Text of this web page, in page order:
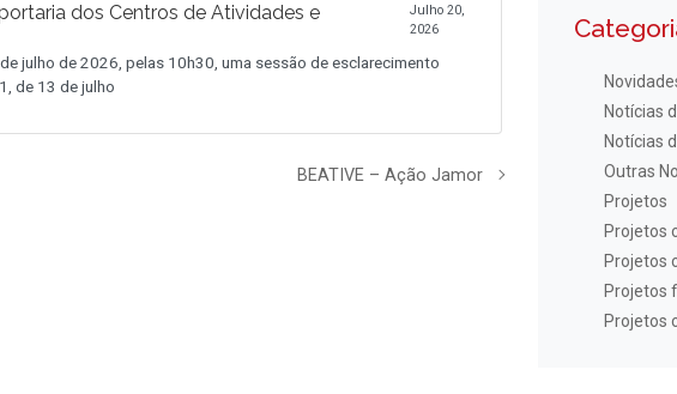
dos Centros de Atividades e
Julho 20,
2026
julho de 2026, pelas 10h30, uma sessão de esclarecimento
de 13 de julho
BEATIVE – Ação Jamor
Notícias
Notícias
Outras
Projetos
Projetos
Projetos
Projetos
Projetos